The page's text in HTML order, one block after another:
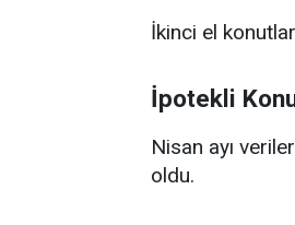
İkinci el
İpotekli
Nisan ayı
oldu.